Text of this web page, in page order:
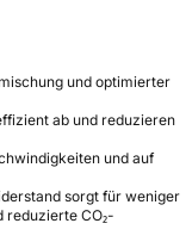
und optimierter
ab und reduzieren
und auf
sorgt für weniger
CO₂-